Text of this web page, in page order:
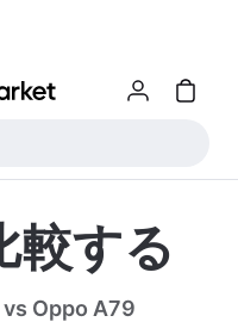
較する
Oppo A79